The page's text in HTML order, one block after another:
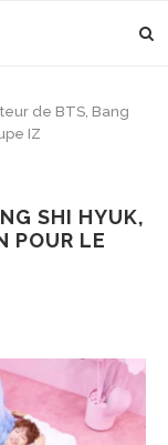
de BTS, Bang
IZ
SHI HYUK,
POUR LE